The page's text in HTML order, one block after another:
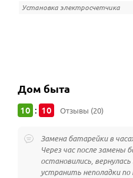
Установка электросчетчика
Дом быта
10 : 10 Отзывы (20)
Замена батарейки в
Через час после замены
остановились,
устранить неполадки